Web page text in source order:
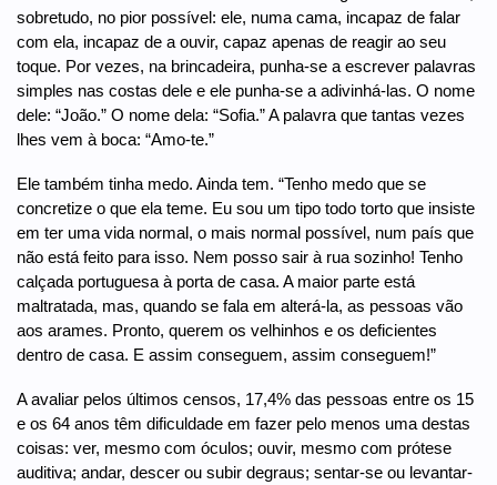
sobretudo, no pior possível: ele, numa cama, incapaz de falar
com ela, incapaz de a ouvir, capaz apenas de reagir ao seu
toque. Por vezes, na brincadeira, punha-se a escrever palavras
simples nas costas dele e ele punha-se a adivinhá-las. O nome
dele: “João.” O nome dela: “Sofia.” A palavra que tantas vezes
lhes vem à boca: “Amo-te.”
Ele também tinha medo. Ainda tem. “Tenho medo que se
concretize o que ela teme. Eu sou um tipo todo torto que insiste
em ter uma vida normal, o mais normal possível, num país que
não está feito para isso. Nem posso sair à rua sozinho! Tenho
calçada portuguesa à porta de casa. A maior parte está
maltratada, mas, quando se fala em alterá-la, as pessoas vão
aos arames. Pronto, querem os velhinhos e os deficientes
dentro de casa. E assim conseguem, assim conseguem!”
A avaliar pelos últimos censos, 17,4% das pessoas entre os 15
e os 64 anos têm dificuldade em fazer pelo menos uma destas
coisas: ver, mesmo com óculos; ouvir, mesmo com prótese
auditiva; andar, descer ou subir degraus; sentar-se ou levantar-